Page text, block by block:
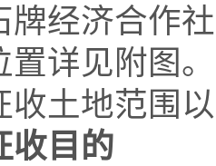
牌经济合作
详见附图。
地范围以
收目的